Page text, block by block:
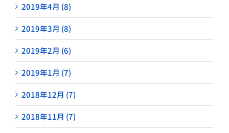
2019年4月 (8)
2019年3月 (8)
2019年2月 (6)
2019年1月 (7)
2018年12月 (7)
2018年11月 (7)